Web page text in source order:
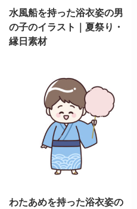
水風船を持った浴衣姿の男
の子のイラスト｜夏祭り・
縁日素材
わたあめを持った浴衣姿の